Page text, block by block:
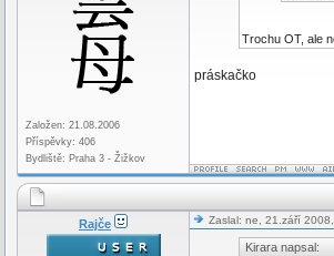
Založen: 21.08.2006
Příspěvky: 406
Bydliště: Praha 3 - Žižkov
Trochu OT, ale
práskačko
Rajče Zaslal: ne, 21.září
Kirara napsal: